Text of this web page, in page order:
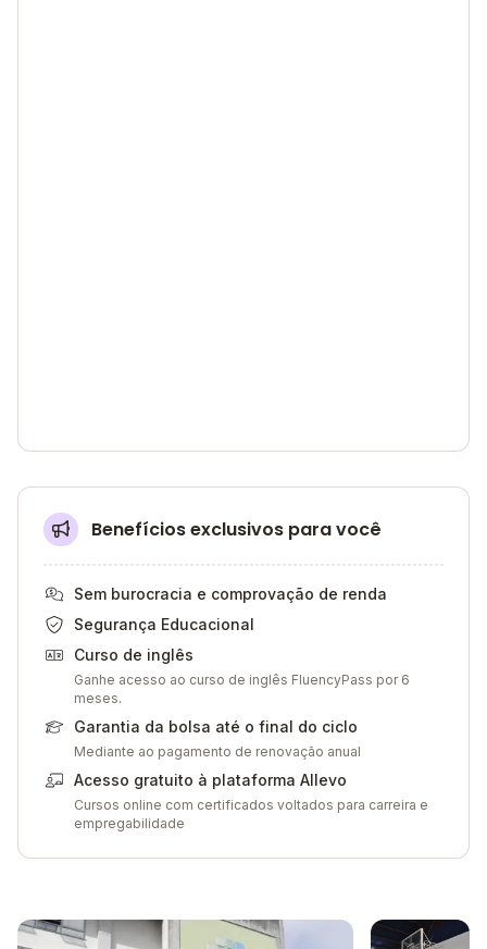
Benefícios exclusivos para você
Sem burocracia e comprovação de renda
Segurança Educacional
Curso de inglês
Ganhe acesso ao curso de inglês FluencyPass por 6
meses.
Garantia da bolsa até o final do ciclo
Mediante ao pagamento de renovação anual
Acesso gratuito à plataforma Allevo
Cursos online com certificados voltados para carreira e
empregabilidade
Galeria de imagem